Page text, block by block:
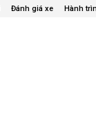
Đánh giá xe Hành